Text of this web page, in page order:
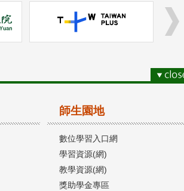
師生園地
數位學習入口網
學習資源(網)
教學資源(網)
獎助學金專區